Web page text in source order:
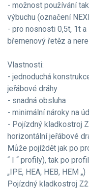
- možnost používání
výbuchu (označení
- pro nosnosti 0,5t, 1t
břemenový řetěz a
Vlastnosti:
- jednoduchá
jeřábové dráhy
- snadná obsluha
- minimální nároky na
- Pojízdný kladkostroj
horizontální jeřábové
Může pojíždět jak po
“ I “ profily), tak po
„IPE, HEA, HEB, HEM „)
Pojízdný kladkostroj